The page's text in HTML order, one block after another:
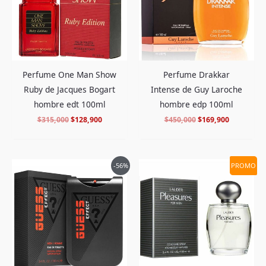
Perfume One Man Show
Ruby de Jacques Bogart
hombre edt 100ml
$315,000 $128,900
Perfume Drakkar
Intense de Guy Laroche
hombre edp 100ml
$450,000 $169,900
-56%
original
era:
$380,000.
precio
actual
es:
$166,900.
PROMO
original
$499,000.
El
precio
actual
es:
$192,900.